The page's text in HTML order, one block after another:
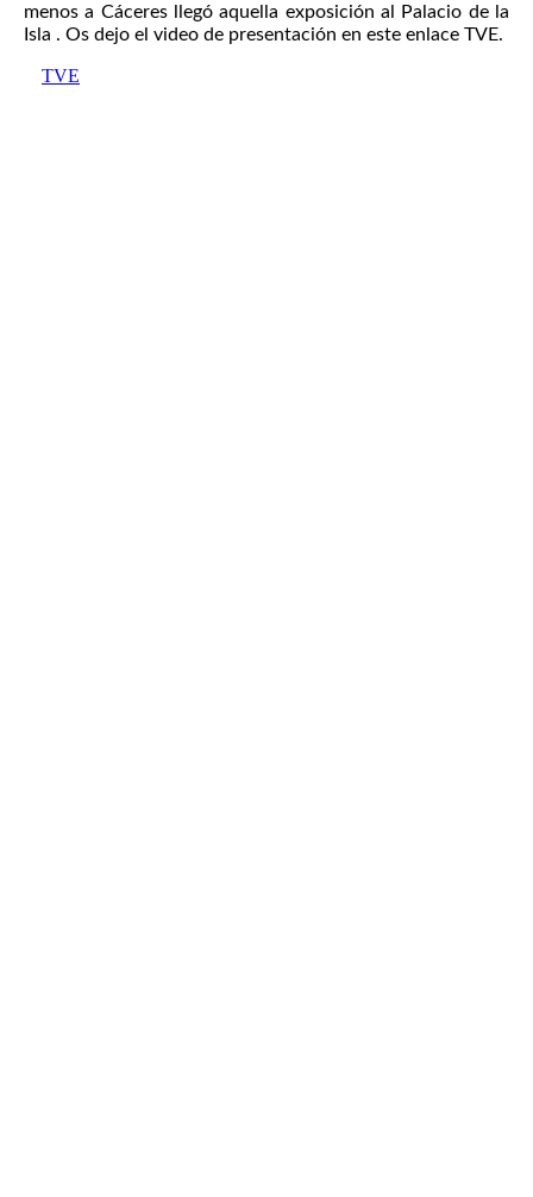
menos a Cáceres llegó aquella exposición al Palacio de la
Isla . Os dejo el video de presentación en este enlace TVE.
TVE